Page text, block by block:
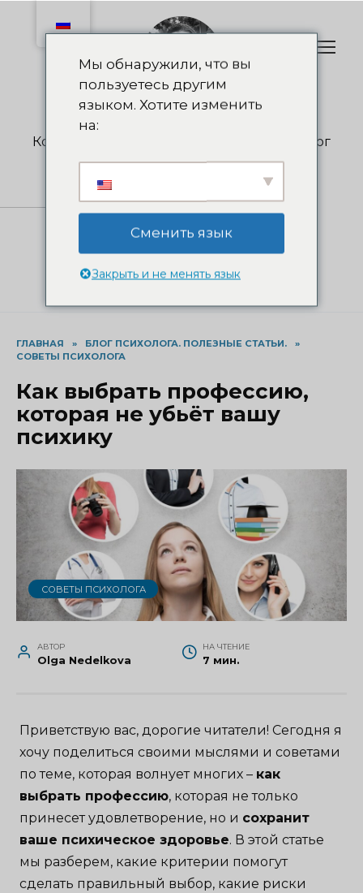
Коуч, психолог, психотерапевт, суицидолог
info@nedelkova.pro
Записаться на консультацию
ГЛАВНАЯ » БЛОГ ПСИХОЛОГА. ПОЛЕЗНЫЕ СТАТЬИ.
»
СОВЕТЫ ПСИХОЛОГА
Как выбрать профессию,
которая не убьёт вашу
психику
СОВЕТЫ ПСИХОЛОГА
АВТОР
Olga Nedelkova
НА ЧТЕНИЕ
7 мин.
Приветствую вас, дорогие читатели! Сегодня я
хочу поделиться своими мыслями и советами
по теме, которая волнует многих – как
выбрать профессию, которая не только
принесет удовлетворение, но и сохранит
ваше психическое здоровье. В этой статье
мы разберем, какие критерии помогут
сделать правильный выбор, какие риски
Мы обнаружили, что вы
пользуетесь другим
языком. Хотите изменить
на:
Сменить язык
Закрыть и не менять язык